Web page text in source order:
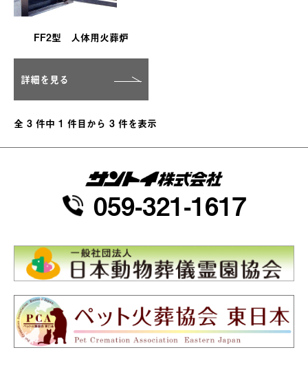
FF2型 人体用火葬炉
詳細を見る
全 3 件中 1 件目から 3 件を表示
059-321-1617